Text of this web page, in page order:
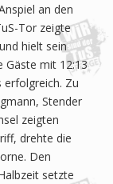
an den
Tor zeigte
hielt sein
Gäste mit 12:13
erfolgreich. Zu
Stender
zeigten
drehte die
Den
setzte